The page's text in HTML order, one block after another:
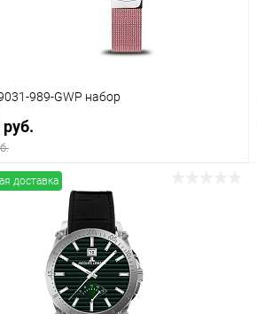
989-GWP набор
В корзину
Сравнение
В наличии
доставка